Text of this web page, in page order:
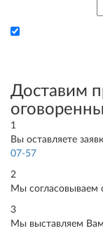
сразу сможем
Вам счет.
Доставим
1
Вы оставляете
07-57
2
Мы согласовываем
3
Мы выставляем Вам